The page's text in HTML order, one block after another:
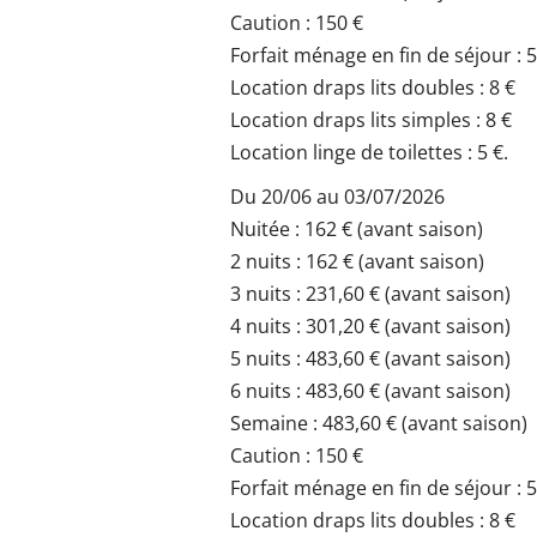
Caution : 150 €
Forfait ménage en fin de séjour :
Location draps lits doubles : 8 €
Location draps lits simples : 8 €
Location linge de toilettes : 5 €.
Du 20/06 au 03/07/2026
Nuitée : 162 € (avant saison)
2 nuits : 162 € (avant saison)
3 nuits : 231,60 € (avant saison)
4 nuits : 301,20 € (avant saison)
5 nuits : 483,60 € (avant saison)
6 nuits : 483,60 € (avant saison)
Semaine : 483,60 € (avant saison)
Caution : 150 €
Forfait ménage en fin de séjour :
Location draps lits doubles : 8 €